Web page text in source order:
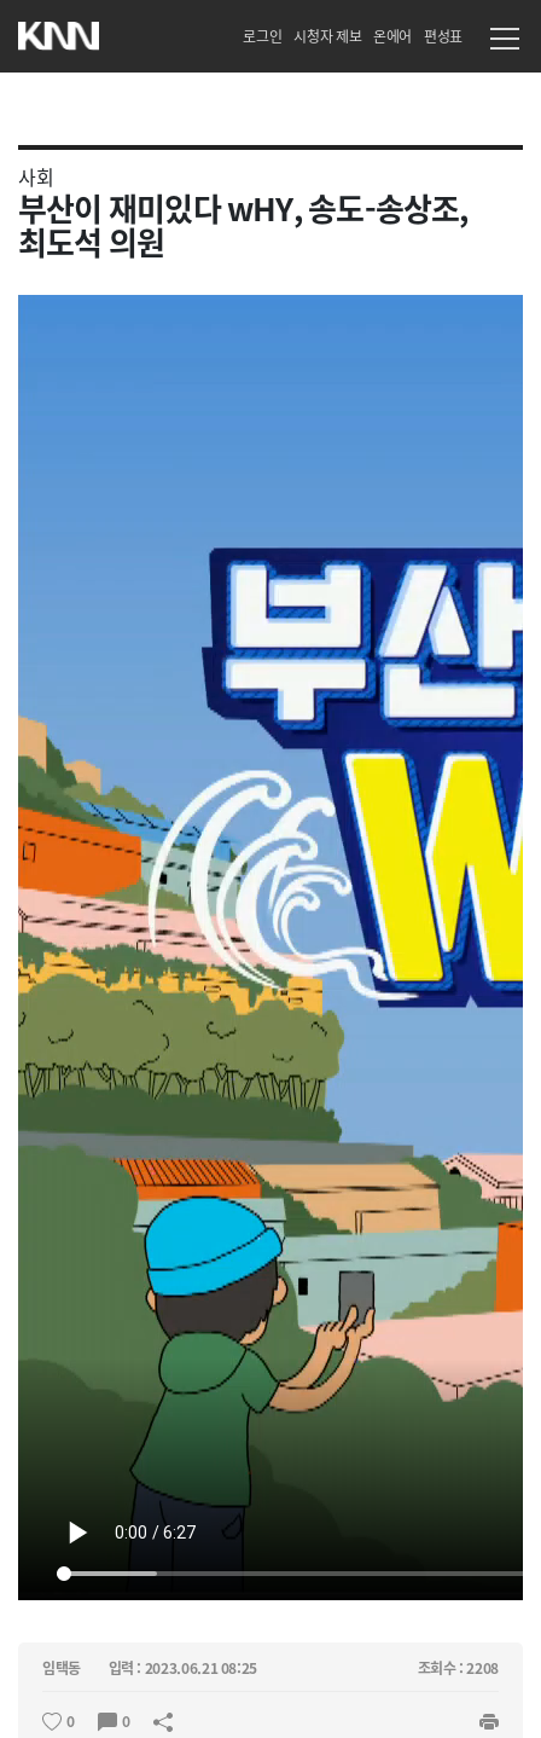
로그인 시청자 제보 온에어 편성표
사회
부산이 재미있다 wHY, 송도-송상조,
최도석 의원
임택동 입력 : 2023.06.21 08:25 조회수 : 2208
0 0